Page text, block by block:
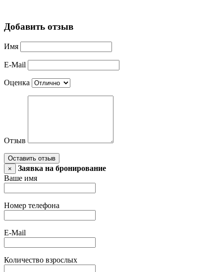
Добавить отзыв
Имя
E-Mail
Оценка
Отзыв
Оставить отзыв
×
Заявка на бронирование
Ваше имя
Номер телефона
E-Mail
Количество взрослых